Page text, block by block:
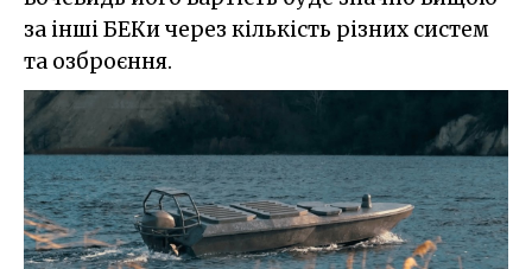
за інші БЕКи через кількість різних систем
та озброєння.